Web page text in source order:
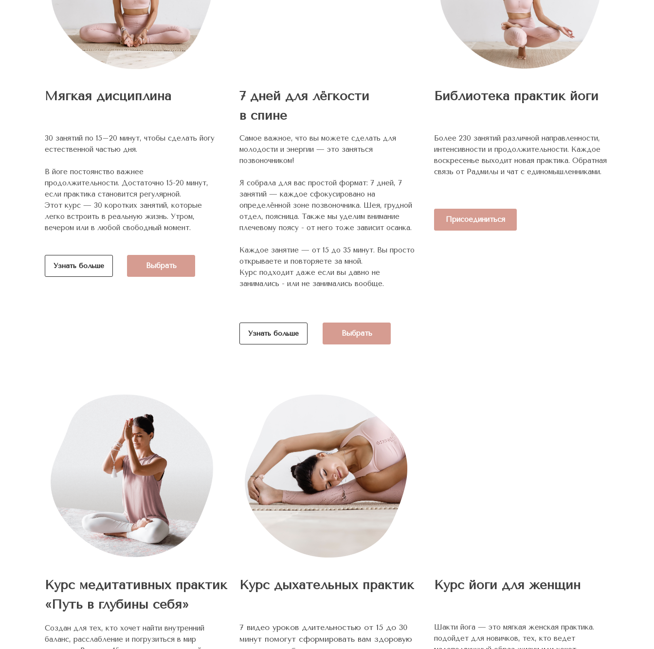
Шакти йога — это мягкая женская практика.
подойдет для новичков, тех, кто ведет
Курс йоги для женщин
7 видео уроков длительностью от 15 до 30
минут помогут сформировать вам здоровую
Курс дыхательных практик
Создан для тех, кто хочет найти внутренний
баланс, расслабление и погрузиться в мир
Курс медитативных практик
«Путь в глубины себя»
Присоединиться
Более 230 занятий различной направленности,
интенсивности и продолжительности. Каждое
воскресенье выходит новая практика. Обратная
связь от Радмилы и чат с единомышленниками.
Библиотека практик йоги
Выбрать
Узнать больше
Самое важное, что вы можете сделать для
молодости и энергии — это заняться
позвоночником!
Я собрала для вас простой формат: 7 дней, 7
занятий — каждое сфокусировано на
определённой зоне позвоночника. Шея, грудной
отдел, поясница. Также мы уделим внимание
плечевому поясу - от него тоже зависит осанка.
Каждое занятие — от 15 до 35 минут. Вы просто
открываете и повторяете за мной.
Курс подходит даже если вы давно не
занимались - или не занимались вообще.
7 дней для лёгкости
в спине
Выбрать
Узнать больше
30 занятий по 15–20 минут, чтобы сделать йогу
естественной частью дня.
В йоге постоянство важнее
продолжительности. Достаточно 15-20 минут,
если практика становится регулярной.
Этот курс — 30 коротких занятий, которые
легко встроить в реальную жизнь. Утром,
вечером или в любой свободный момент.
Мягкая дисциплина